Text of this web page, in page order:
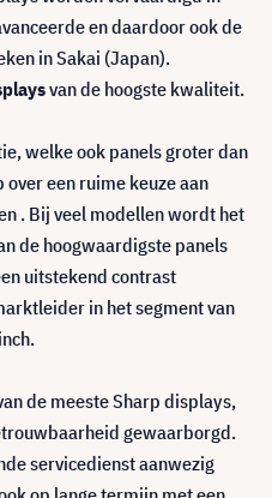
en daardoor ook de
in Sakai (Japan).
van de hoogste kwaliteit.
welke ook panels groter dan
een ruime keuze aan
. Bij veel modellen wordt het
de hoogwaardigste panels
uitstekend contrast
in het segment van
de meeste Sharp displays,
gewaarborgd.
servicedienst aanwezig